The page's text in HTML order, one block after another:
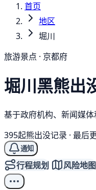
首页
地区
堀川
旅游景点 · 京都府
堀川黑熊出
基于政府机构、新闻媒体
395起熊出没记录 · 最后
通知
行程规划 风险地图